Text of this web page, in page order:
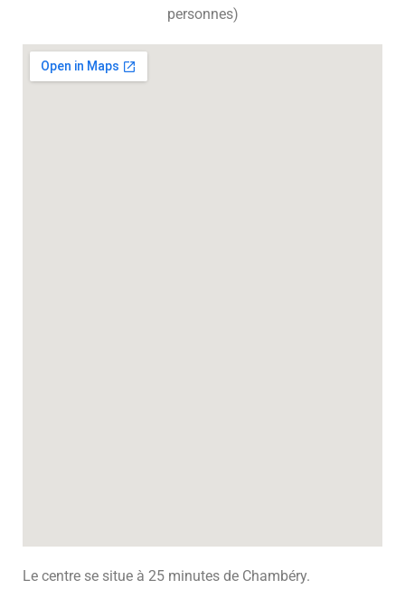
personnes)
Le centre se situe à 25 minutes de Chambéry.